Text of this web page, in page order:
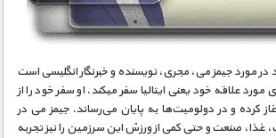
در مورد جیمز می، مجری، نویسنده و خبرنگار انگلیسی است
که به یکی از کشورهای مورد علاقه خود یعنی ایتالیا سفر می‎کند. او سفر خود را از
کرده و در دولومیت‌ها به پایان می‌رساند. جیمز می در
غذا، صنعت و حتی کمی از ورزش این سرزمین را نیز تجربه